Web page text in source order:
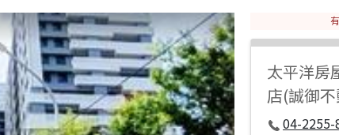
有
太平洋房
店(誠御
04-2255-